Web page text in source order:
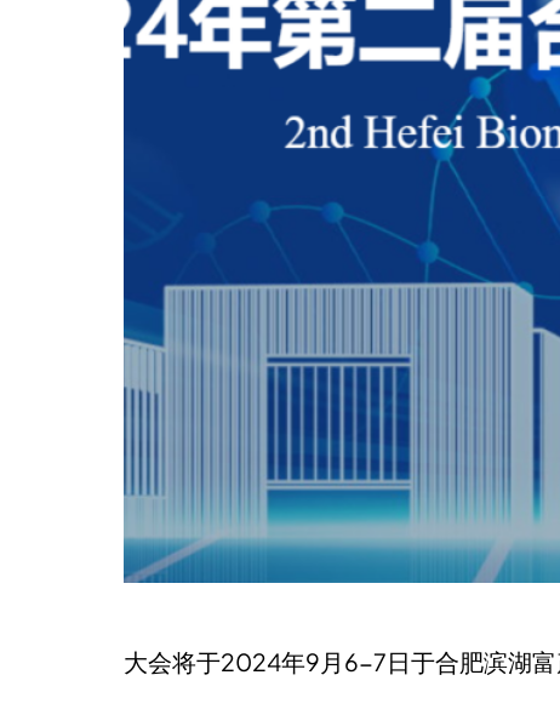
大会将于2024年9月6-7日于合肥滨湖